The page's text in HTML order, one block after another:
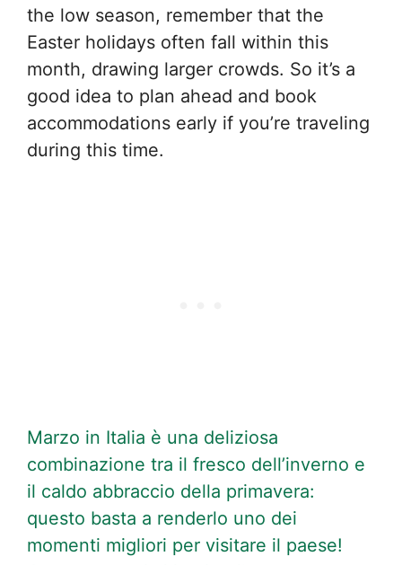
the low season, remember that the
Easter holidays often fall within this
month, drawing larger crowds. So it’s a
good idea to plan ahead and book
accommodations early if you’re traveling
during this time.
Marzo in Italia è una deliziosa
combinazione tra il fresco dell’inverno e
il caldo abbraccio della primavera:
questo basta a renderlo uno dei
momenti migliori per visitare il paese!